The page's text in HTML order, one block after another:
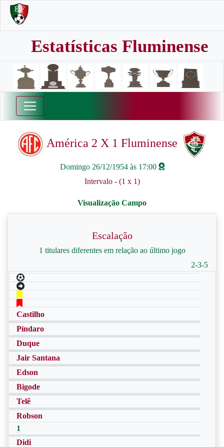
Estatísticas Fluminense
América 2 X 1 Fluminense
Domingo 26/12/1954 às 17:00
Intervalo - (1 x 1)
Escalação
1 titulares diferentes em relação ao último jogo
2-3-5
Castilho
Píndaro
Duque
Jair Santana
Edson
Bigode
Telê
Robson
1
Didi